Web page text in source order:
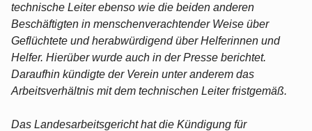
technische Leiter ebenso wie die beiden anderen
Beschäftigten in menschenverachtender Weise über
Geflüchtete und herabwürdigend über Helferinnen und
Helfer. Hierüber wurde auch in der Presse berichtet.
Daraufhin kündigte der Verein unter anderem das
Arbeitsverhältnis mit dem technischen Leiter fristgemäß.
Das Landesarbeitsgericht hat die Kündigung für